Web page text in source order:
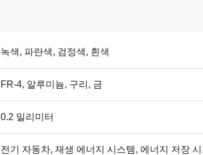
녹색, 파란색, 검정색, 흰색
FR-4, 알루미늄, 구리, 금
0.2 밀리미터
전기 자동차, 재생 에너지 시스템, 에너지 저장 시